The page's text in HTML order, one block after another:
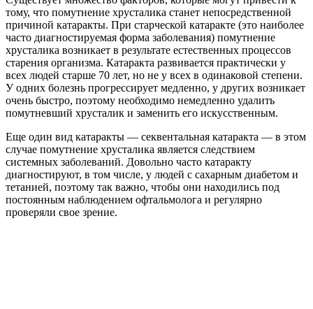
тому, что помутнение хрусталика станет непосредственной
причиной катаракты. При старческой катаракте (это наиболее
часто диагностируемая форма заболевания) помутнение
хрусталика возникает в результате естественных процессов
старения организма. Катаракта развивается практически у
всех людей старше 70 лет, но не у всех в одинаковой степени.
У одних болезнь прогрессирует медленно, у других возникает
очень быстро, поэтому необходимо немедленно удалить
помутневший хрусталик и заменить его искусственным.
Еще один вид катаракты — секвентальная катаракта — в этом
случае помутнение хрусталика является следствием
системных заболеваний. Довольно часто катаракту
диагностируют, в том числе, у людей с сахарным диабетом и
тетанией, поэтому так важно, чтобы они находились под
постоянным наблюдением офтальмолога и регулярно
проверяли свое зрение.